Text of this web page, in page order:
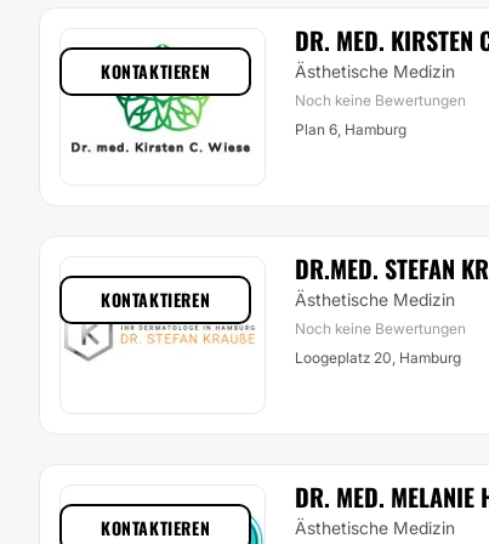
DR. MED. KIRSTEN
Ästhetische Medizin
Noch keine Bewertungen
Plan 6, Hamburg
KONTAKTIEREN
DR.MED. STEFAN
Ästhetische Medizin
Noch keine Bewertungen
Loogeplatz 20, Hamburg
KONTAKTIEREN
DR. MED. MELANIE
Ästhetische Medizin
KONTAKTIEREN